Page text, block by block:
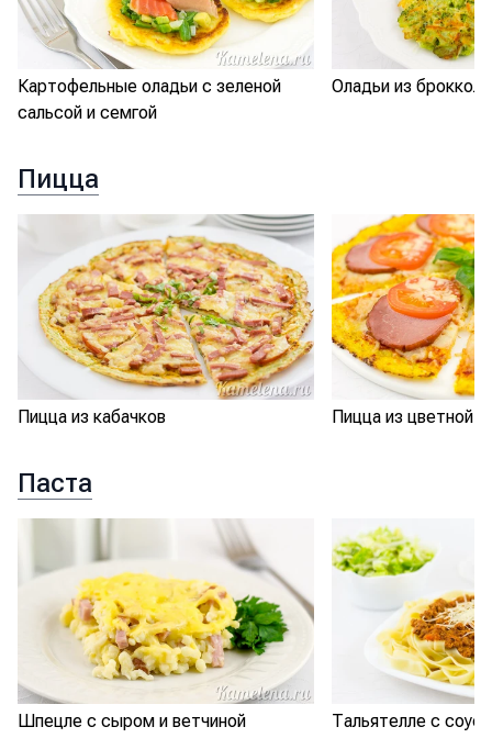
Картофельные оладьи с зеленой
сальсой и семгой
Оладьи из брокколи
Пицца
Пицца из кабачков Пицца из цветной
Паста
Шпецле с сыром и ветчиной Тальятелле с